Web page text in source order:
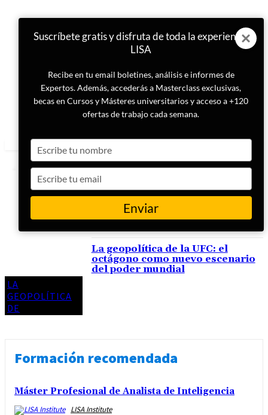
ETIQUETA
UFC
LA
GEOPOLÍTICA
DE
La geopolítica de la UFC: el
octágono como nuevo escenario
del poder mundial
Formación recomendada
Máster Profesional de Analista de Inteligencia
LISA Institute
Suscríbete gratis y disfruta de toda la experiencia
LISA
Recibe en tu email boletines, análisis e informes de
Expertos. Además, accederás a Masterclass exclusivas,
becas en Cursos y Másteres universitarios y acceso a +120
ofertas de trabajo cada semana.
your
name
your
email
Enviar